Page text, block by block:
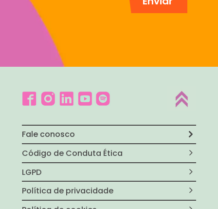
Fale conosco
Código de Conduta Ética
LGPD
Política de privacidade